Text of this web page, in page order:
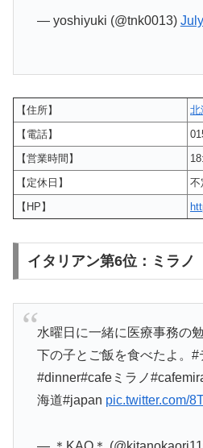
— yoshiyuki (@tnk0013)
【住所】
北
【電話】
【営業時間】
【定休日】
不
【HP】
イタリアン第6位：ミラノ
水曜日に一緒に医療事務の
下の子とご飯を食べたよ。#
#dinner#cafeミラノ
海道#japan pic.twitter.com/